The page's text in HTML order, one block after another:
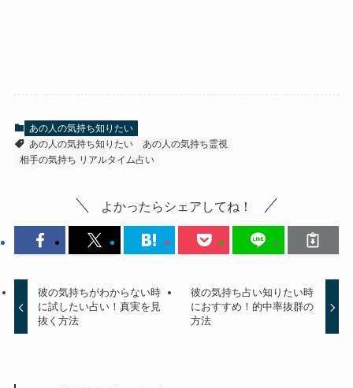
あの人の気持ち知りたい
あの人の気持ち知りたい
あの人の気持ち霊視
相手の気持ち リアルタイム占い
よかったらシェアしてね！
彼の気持ちがわからない時
に試したい占い！真実を見
抜く方法
彼の気持ち占い知りたい時
におすすめ！的中率抜群の
方法